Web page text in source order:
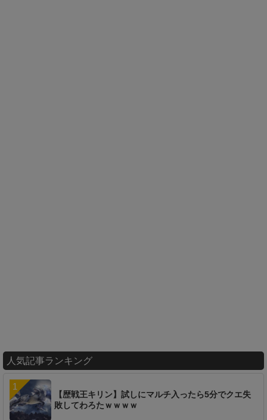
人気記事ランキング
【歴戦王キリン】試しにマルチ入ったら5分でクエ失
敗してわろたｗｗｗｗ